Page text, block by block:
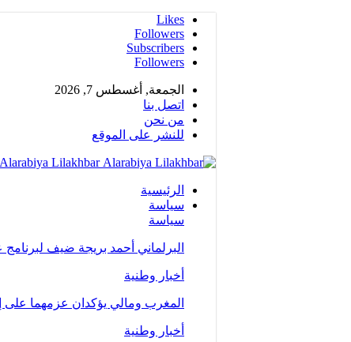
Likes
Followers
Subscribers
Followers
الجمعة, أغسطس 7, 2026
اتصل بنا
من نحن
للنشر على الموقع
Alarabiya Lilakhbar - جريدة إلكترونية عربية متجددة على مدار الساعة
الرئيسية
سياسة
سياسة
البرلماني أحمد بريجة ضيف
أخبار وطنية
المغرب ومالي يؤكدان عزمهما على
أخبار وطنية